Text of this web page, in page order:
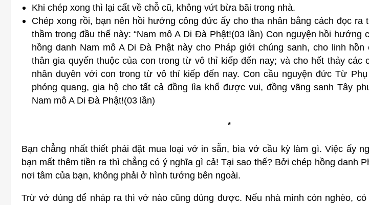
Khi chép xong thì lại cất về chỗ cũ, không vứt bừa bãi trong nhà.
Chép xong rồi, bạn nên hồi hướng công đức ấy cho tha nhân bằng cách đọc ra
thầm trong đầu thế này: “Nam mô A Di Đà Phật!(03 lần) Con nguyện hồi hướng
hồng danh Nam mô A Di Đà Phật này cho Pháp giới chúng sanh, cho linh hồn
thân gia quyến thuộc của con trong từ vô thỉ kiếp đến nay; và cho hết thảy các
nhân duyên với con trong từ vô thỉ kiếp đến nay. Con cầu nguyện đức Từ
phóng quang, gia hộ cho tất cả đồng lìa khổ được vui, đồng vãng sanh Tây
Nam mô A Di Đà Phật!(03 lần)
*
Bạn chẳng nhất thiết phải đặt mua loại vở in sẵn, bìa vở cầu kỳ làm gì. Việc ấy
bạn mất thêm tiền ra thì chẳng có ý nghĩa gì cả! Tại sao thế? Bởi chép hồng danh
nơi tâm của bạn, không phải ở hình tướng bên ngoài.
Trừ vở dùng để nháp ra thì vở nào cũng dùng được. Nếu nhà mình còn nghèo, có